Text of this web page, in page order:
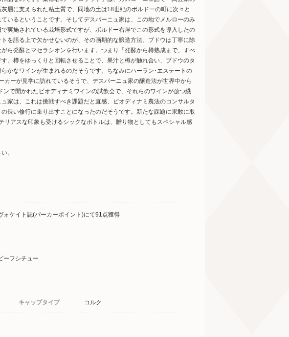
層に支えられた粘土質で、同地の土は18世紀のボルドーの町に次々と
いるということです。そしてデスパーニュ家は、この地でメルローのみ
実施されている栽培形式ですが、ボルドー右岸でこの形式を導入したの
を語る上で欠かせないのが、その画期的な醸造方法。ブドウは丁寧に除
ら発酵とマセラシオンを行います。つまり「発酵から樽熟成まで、すべ
。樽をゆっくりと回転させることで、果汁と樽が触れ合い、ブドウのタ
かなワインが生まれるのだそうです。ちなみにハーラン･エステートの
ーが見学に訪れているそうで、デスパーニュ家の醸造法が世界中から
で開かれたビオディナミワインの試飲会で、それらのワインが放つ繊
家は、これは挑戦すべき課題だと直感、ビオディナミ農法のコンサルタ
長い修行に乗り出すことになったのだそうです。新たな課題に果敢に取
リアスな印象も受けるシックなボトルは、贈り物としてもスペシャル感
。
ォケイト誌(パーカーポイント)にて91点獲得
ーフシチュー
キャップタイプ コルク